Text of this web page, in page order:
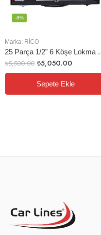
Marka: RİCO
25 Parça
-8%
₺5,500.00 ₺5,050.00
Sepete Ekle